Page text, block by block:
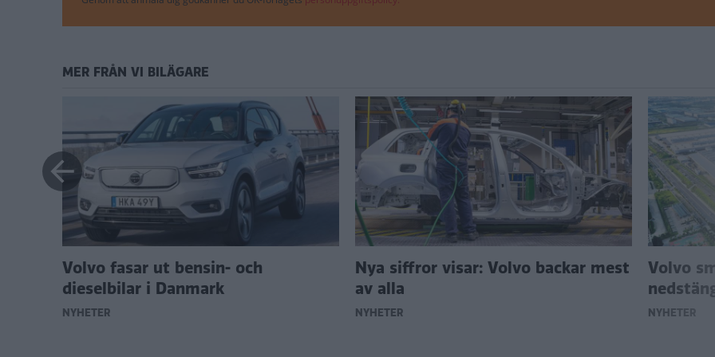
MER FRÅN VI BILÄGARE
Volvo fasar ut bensin- och
dieselbilar i Danmark
NYHETER
Nya siffror visar: Volvo backar mest
av alla
NYHETER
Volvo
NYHETER